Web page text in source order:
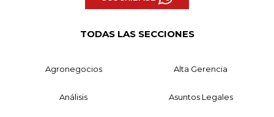
TODAS LAS SECCIONES
Agronegocios Alta Gerencia
Análisis Asuntos Legales